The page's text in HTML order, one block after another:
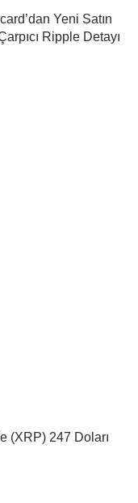
Yeni Satın
Ripple Detayı
(XRP) 247 Doları